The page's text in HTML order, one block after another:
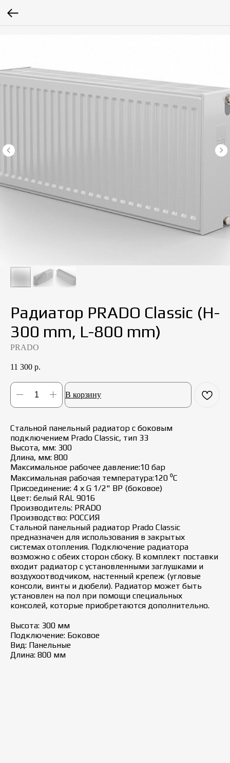
Радиатор PRADO Classic (H-
300 mm, L-800 mm)
PRADO
11 300 р.
В корзину
Стальной панельный радиатор с боковым
подключением Prado Classic, тип 33
Высота, мм: 300
Длина, мм: 800
Максимальное рабочее давление:10 бар
Максимальная рабочая температура:120 ⁰С
Присоединение: 4 х G 1/2" ВР (боковое)
Цвет: белый RAL 9016
Производитель: PRADO
Производство: РОССИЯ
Стальной панельный радиатор Prado Classic
предназначен для использования в закрытых
системах отопления. Подключение радиатора
возможно с обеих сторон сбоку. В комплект поставки
входит радиатор с установленными заглушками и
воздухоотводчиком, настенный крепеж (угловые
консоли, винты и дюбели). Радиатор может быть
установлен на пол при помощи специальных
консолей, которые приобретаются дополнительно.
Высота: 300 мм
Подключение: Боковое
Вид: Панельные
Длина: 800 мм